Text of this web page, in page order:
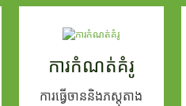
ការកំណត់គំរូ
ការធ្វើចាននិងភស្តុតាង